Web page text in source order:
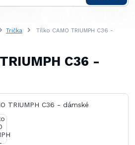
Trička
Tílko CAMO TRIUMPH C36 -
C36 -